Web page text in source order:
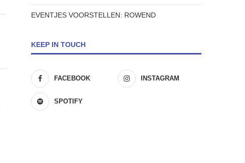
EVENTJES VOORSTELLEN: ROWEND
KEEP IN TOUCH
FACEBOOK INSTAGRAM
SPOTIFY